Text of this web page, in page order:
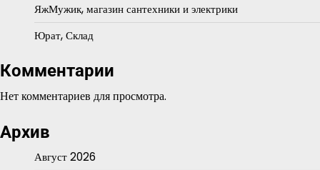
ЯжМужик, магазин сантехники и электрики
Юрат, Склад
Комментарии
Нет комментариев для просмотра.
Архив
Август 2026